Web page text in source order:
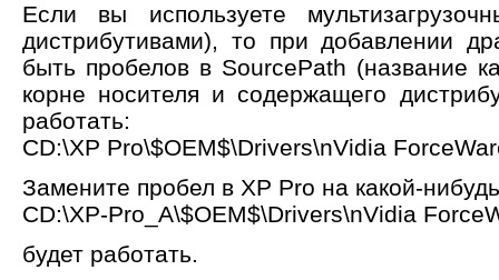
Если вы используете
дистрибутивами), то при добавлении
быть пробелов в SourcePath (название
корне носителя и содержащего
работать:
CD:\XP Pro\$OEM$\Drivers\nVidia
Замените пробел в XP Pro на какой-
CD:\XP-Pro_A\$OEM$\Drivers\nVidia
будет работать.